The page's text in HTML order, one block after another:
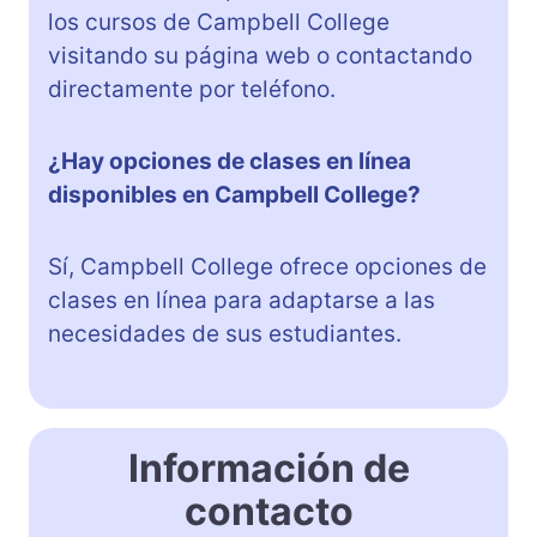
los cursos de Campbell College
visitando su página web o contactando
directamente por teléfono.
¿Hay opciones de clases en línea
disponibles en Campbell College?
Sí, Campbell College ofrece opciones de
clases en línea para adaptarse a las
necesidades de sus estudiantes.
Información de
contacto